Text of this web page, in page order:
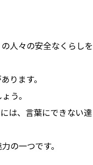
人々の安全なくらしを
ります。
う。
は、言葉にできない達
の一つです。